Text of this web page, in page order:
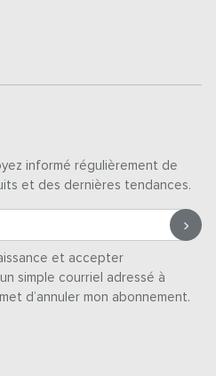
informé régulièrement de
et des dernières tendances.
et accepter
simple courriel adressé à
d’annuler mon abonnement.